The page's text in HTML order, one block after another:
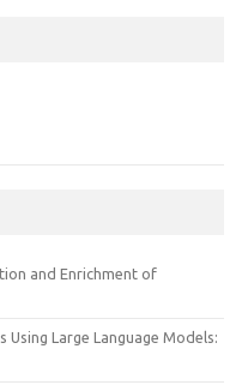
and Enrichment of
Using Large Language Models: